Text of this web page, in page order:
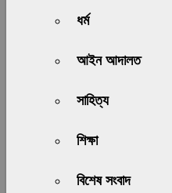
ধর্ম
আইন আদালত
সাহিত্য
শিক্ষা
বিশেষ সংবাদ